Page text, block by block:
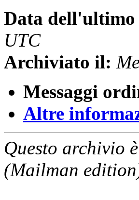
Data dell'ultimo
UTC
Archiviato il:
Messaggi
Altre
Questo archivio
(Mailman